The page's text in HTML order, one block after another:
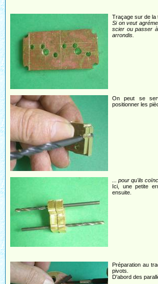
Traçage sur de la
Si on veut
scier ou passer
arrondis.
On peut se
positionner les
... pour qu'ils
Ici, une petite
ensuite.
Préparation au
pivots.
D'abord des